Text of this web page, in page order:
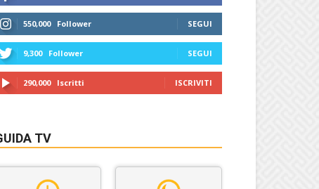
550,000 Follower SEGUI
9,300 Follower SEGUI
290,000 Iscritti ISCRIVITI
TV